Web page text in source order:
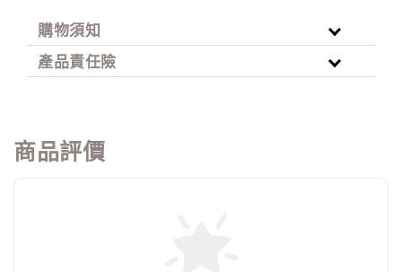
購物須知
產品責任險
商品評價